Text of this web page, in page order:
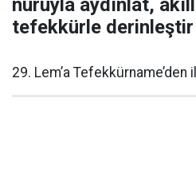
nuruyla aydınlat,
tefekkürle derinleştir
29. Lem’a Tefekkürname’den